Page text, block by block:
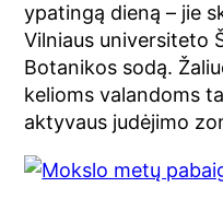
ypatingą dieną – jie
Vilniaus universiteto
Botanikos sodą.
kelioms valandoms
aktyvaus judėjimo